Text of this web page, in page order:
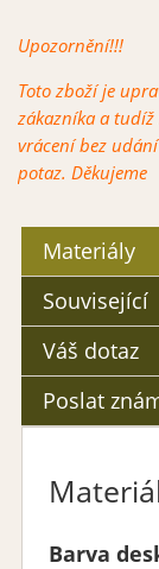
Upozornění!!!
Toto zboží je
zákazníka a
vrácení bez
potaz. Děkujeme
Materiály
Související
Váš dotaz
Poslat
Barva